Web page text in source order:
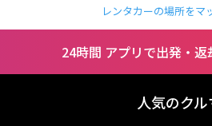
レンタカーの場所をマ
24時間 アプリで出発・
人気のクル